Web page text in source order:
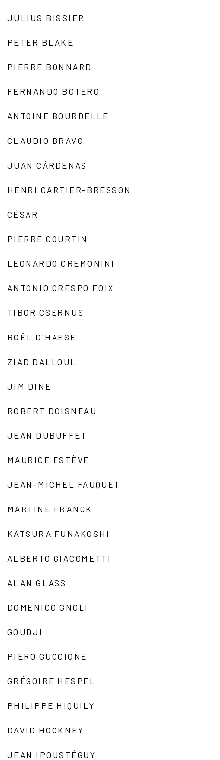
JULIUS BISSIER
PETER BLAKE
PIERRE BONNARD
FERNANDO BOTERO
ANTOINE BOURDELLE
CLAUDIO BRAVO
JUAN CÁRDENAS
HENRI CARTIER-BRESSON
CÉSAR
PIERRE COURTIN
LEONARDO CREMONINI
ANTONIO CRESPO FOIX
TIBOR CSERNUS
ROËL D'HAESE
ZIAD DALLOUL
JIM DINE
ROBERT DOISNEAU
JEAN DUBUFFET
MAURICE ESTÈVE
JEAN-MICHEL FAUQUET
MARTINE FRANCK
KATSURA FUNAKOSHI
ALBERTO GIACOMETTI
ALAN GLASS
DOMENICO GNOLI
GOUDJI
PIERO GUCCIONE
GRÉGOIRE HESPEL
PHILIPPE HIQUILY
DAVID HOCKNEY
JEAN IPOUSTÉGUY